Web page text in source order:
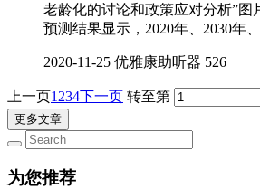
老龄化的讨论和政策应对分析”图
预测结果显示，2020年、2030年
2020-11-25 优雅康助听器 526
上一页1234下一页 转至第
更多文章
为您推荐